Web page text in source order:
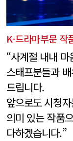
K-드라마부문 작
“사계절 내내
스태프분들과
드립니다.
앞으로도 시청
의미 있는 작품
다하겠습니다.”